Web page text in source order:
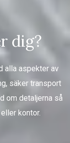
dig?
alla aspekter av
säker transport
om detaljerna så
kontor.